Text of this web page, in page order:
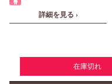
詳細を見る ›
在庫切れ